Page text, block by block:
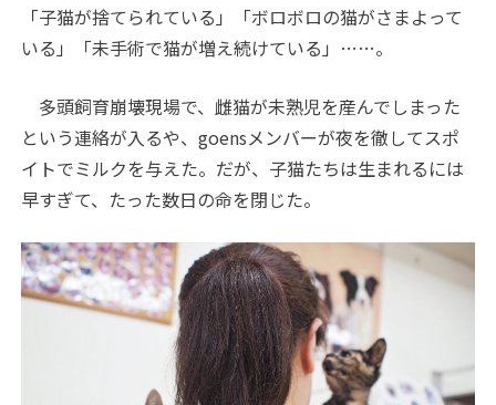
「子猫が捨てられている」「ボロボロの猫がさまよって
いる」「未手術で猫が増え続けている」……。
多頭飼育崩壊現場で、雌猫が未熟児を産んでしまった
という連絡が入るや、goensメンバーが夜を徹してスポ
イトでミルクを与えた。だが、子猫たちは生まれるには
早すぎて、たった数日の命を閉じた。